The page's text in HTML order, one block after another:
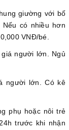
giường với bố
có nhiều hơn
VNĐ/bé.
người lớn. Ngủ
người lớn. Có kê
phụ hoặc nôi trẻ
trước khi nhận